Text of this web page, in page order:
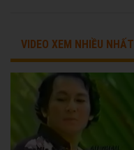
VIDEO XEM NHIỀU NHẤT